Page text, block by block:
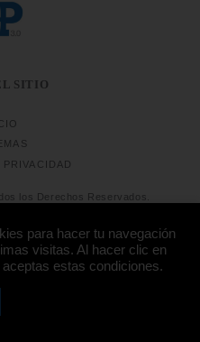
SITIO
los Derechos Reservados.
para hacer tu navegación
visitas. Al hacer clic en
estas condiciones.